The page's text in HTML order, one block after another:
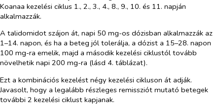
Koanaa kezelési ciklus 1., 2., 3., 4., 8., 9., 10. és 11. napján
alkalmazzák.
A talidomidot szájon át, napi 50 mg-os dózisban alkalmazzák az
1–14. napon, és ha a beteg jól tolerálja, a dózist a 15–28. napon
100 mg-ra emelik, majd a második kezelési ciklustól tovább
növelhetik napi 200 mg-ra (lásd 4. táblázat).
Ezt a kombinációs kezelést négy kezelési cikluson át adják.
Javasolt, hogy a legalább részleges remissziót mutató betegek
további 2 kezelési ciklust kapjanak.